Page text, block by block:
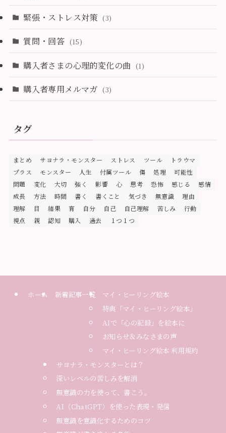
緊張・ストレス対策 (3)
質問・回答 (15)
購入者さまの心理的変化の曲 (1)
購入者専用メルマガ (3)
タグ
まとめ サヨナラ・モンスター ストレス ツール
トラウマ
プラス
モンスター 人生 付属ツール 傷 処理
可能性
問題
変化 大切 強く 影響 心 思考 恐怖 感じる
感情
成長
方法 時間 書く 書くこと 気づき 無意識
理由
理解
目 結果 育 自分 自己 自己理解 苦しみ
行動
視点
親 認知 購入 過去 １つ１つ
ホーム 新着記事一覧
マイ・ヒーリング絵本
特典「マイ・ヒーリング絵本」
AIで「心の記録」を絵本に
お知らせ＆みなさまの声
マイ・ヒーリング絵本 利用規約
サヨナラ・モンスターとは？
深いレベルの苦しみを解消
無意識の力を使って、書こう。
AI（ChatGPT）を使った表現・発信
無意識を意識化するためのコツ